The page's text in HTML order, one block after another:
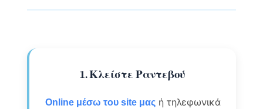
1. Κλείστε Ραντεβού
Online μέσω του site μαςή τηλεφωνικά